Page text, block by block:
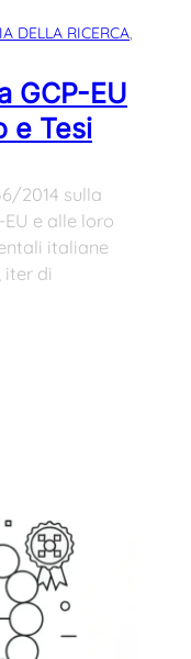
DELLA RICERCA
GCP-EU
e Tesi
2014 sulla
e alle loro
italiane
iter di